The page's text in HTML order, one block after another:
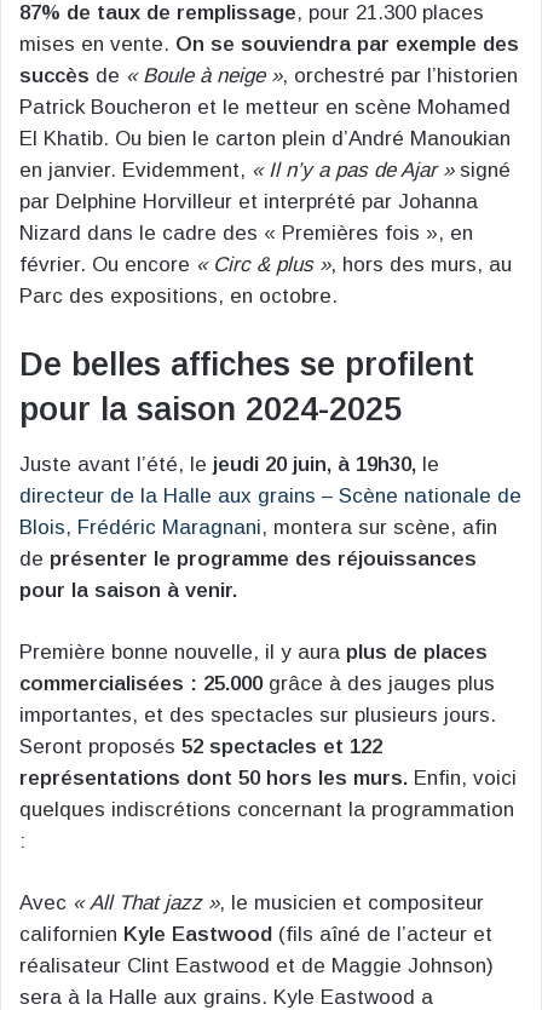
87% de taux de remplissage, pour 21.300 places
mises en vente. On se souviendra par exemple des
succès de « Boule à neige », orchestré par l’historien
Patrick Boucheron et le metteur en scène Mohamed
El Khatib. Ou bien le carton plein d’André Manoukian
en janvier. Evidemment, « Il n’y a pas de Ajar »signé
par Delphine Horvilleur et interprété par Johanna
Nizard dans le cadre des « Premières fois », en
février. Ou encore « Circ & plus », hors des murs, au
Parc des expositions, en octobre.
De belles affiches se profilent
pour la saison 2024-2025
Juste avant l’été, le jeudi 20 juin, à 19h30, le
directeur de la Halle aux grains – Scène nationale de
Blois, Frédéric Maragnani, montera sur scène, afin
de présenter le programme des réjouissances
pour la saison à venir.
Première bonne nouvelle, il y aura plus de places
commercialisées : 25.000grâce à des jauges plus
importantes, et des spectacles sur plusieurs jours.
Seront proposés 52 spectacles et 122
représentations dont 50 hors les murs. Enfin, voici
quelques indiscrétions concernant la programmation
:
Avec « All That jazz », le musicien et compositeur
californien Kyle Eastwood (fils aîné de l’acteur et
réalisateur Clint Eastwood et de Maggie Johnson)
sera à la Halle aux grains. Kyle Eastwood a